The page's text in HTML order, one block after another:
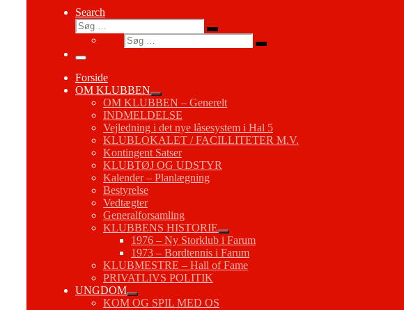
Search
Søg
Søg
Søg
Søg
Menu
Forside
OM KLUBBEN
OM KLUBBEN – Generelt
INDMELDELSE
Vejledning i det nye låsesystem i Hal 5
KLUBLOKALET / FACILLITETER M.V.
Kontingent Satser
KLUBTØJ OG UDSTYR
Kalender – Planlægning
Bestyrelse
Vedtægter
Generalforsamling
KLUBBENS HISTORIE
1976 – Ny Storklub i Farum
1973 – Bordtennis i Farum
KLUBMESTRE – Hall of Fame
PRIVATLIVS POLITIK
UNGDOM
KOM OG SPIL MED OS